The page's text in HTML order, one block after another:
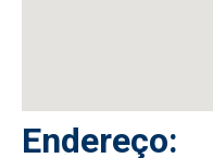
Endereço: